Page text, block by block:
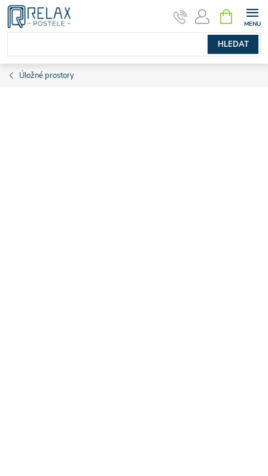
Přejít
obsah
HLEDAT
NÁKUPNÍ
KOŠÍK
Úložné prostory